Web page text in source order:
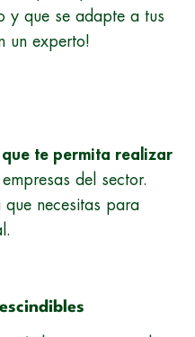
y que se adapte a tus
un experto!
que te permita realizar
del sector.
necesitas para